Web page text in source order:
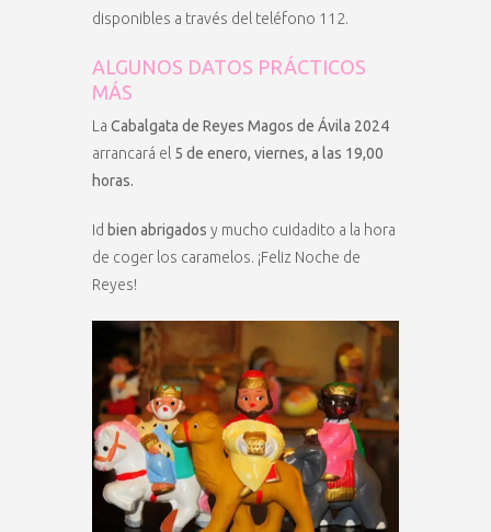
disponibles a través del teléfono 112.
ALGUNOS DATOS PRÁCTICOS
MÁS
La Cabalgata de Reyes Magos de Ávila 2024
arrancará el 5 de enero, viernes, a las 19,00
horas.
Id bien abrigados y mucho cuidadito a la hora
de coger los caramelos. ¡Feliz Noche de
Reyes!